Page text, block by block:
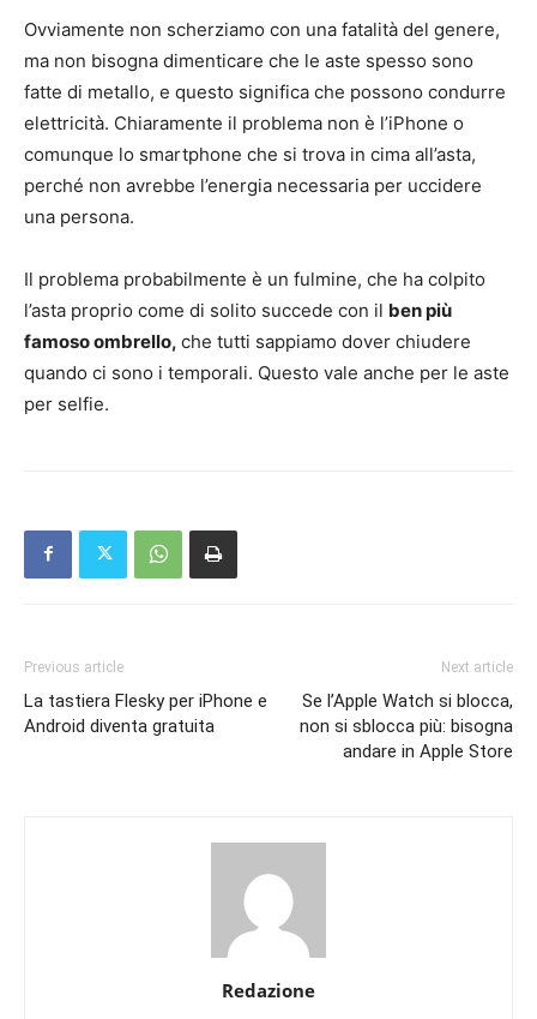
Ovviamente non scherziamo con una fatalità del genere,
ma non bisogna dimenticare che le aste spesso sono
fatte di metallo, e questo significa che possono condurre
elettricità. Chiaramente il problema non è l’iPhone o
comunque lo smartphone che si trova in cima all’asta,
perché non avrebbe l’energia necessaria per uccidere
una persona.
Il problema probabilmente è un fulmine, che ha colpito
l’asta proprio come di solito succede con il ben più
famoso ombrello, che tutti sappiamo dover chiudere
quando ci sono i temporali. Questo vale anche per le aste
per selfie.
Previous article
La tastiera Flesky per iPhone e
Android diventa gratuita
Next article
Se l’Apple Watch si blocca,
non si sblocca più: bisogna
andare in Apple Store
Redazione